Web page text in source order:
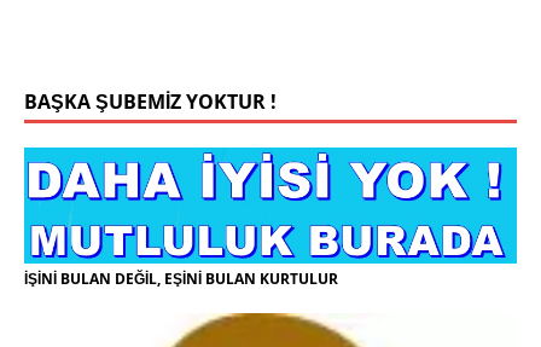
BAŞKA ŞUBEMİZ YOKTUR !
İŞİNİ BULAN DEĞİL, EŞİNİ BULAN KURTULUR